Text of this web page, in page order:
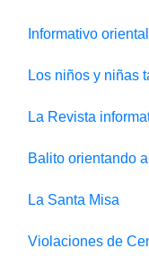
Informativo oriental
Los niños y niñas
La Revista
Balito orientando
La Santa Misa
Violaciones de